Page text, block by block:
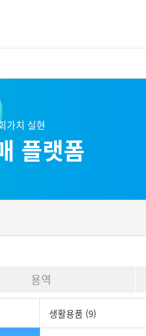
가치 실현
플랫폼
용역
생활용품 (9)